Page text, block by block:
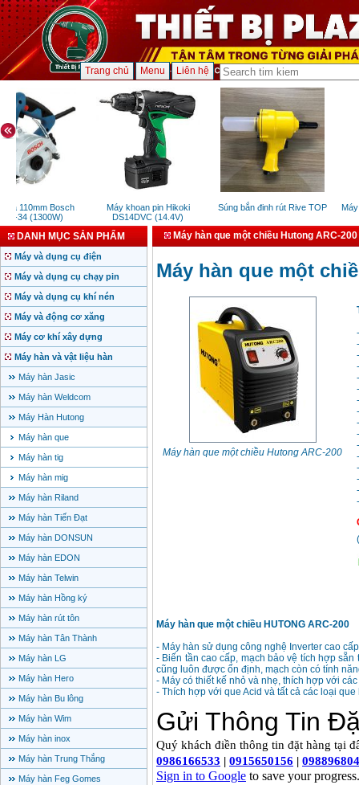
Trang chủ Menu Liên hệ
110mm Bosch
34 (1300W)
Máy khoan pin Hikoki
DS14DVC (14.4V)
Súng bắn đinh rút Rive TOP Máy
DANH MỤC SẢN PHẨM
Máy và dụng cụ điện
Máy và dụng cụ chạy pin
Máy và dụng cụ khí nén
Máy và động cơ xăng
Máy cơ khí xây dựng
Máy hàn và vật liệu hàn
Máy hàn Jasic
Máy hàn Weldcom
Máy Hàn Hutong
Máy hàn que
Máy hàn tig
Máy hàn mig
Máy hàn Riland
Máy hàn Tiến Đạt
Máy hàn DONSUN
Máy hàn EDON
Máy hàn Telwin
Máy hàn Hồng ký
Máy hàn rút tôn
Máy hàn Tân Thành
Máy hàn LG
Máy hàn Hero
Máy hàn Bu lông
Máy hàn Wim
Máy hàn inox
Máy hàn Trung Thắng
Máy hàn Feg Gomes
Máy hàn que một chiều Hutong ARC-200
Máy hàn que một
Máy hàn que một chiều Hutong ARC-200
(
Máy hàn que một chiều HUTONG ARC-200
- Máy hàn sử dụng công nghệ Inverter cao
- Biến tần cao cấp, mạch bảo vệ tích hợp
cũng luôn được ổn định, mạch còn có tính
- Máy có thiết kế nhỏ và nhẹ, thích hợp với
- Thích hợp với que Acid và tất cả các loại